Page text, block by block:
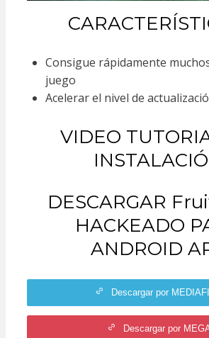
Consigue rápidamente
juego
Acelerar el nivel de
VIDEO
DESCARGAR
HACKEADO
ANDROID
Descargar por
Descargar por